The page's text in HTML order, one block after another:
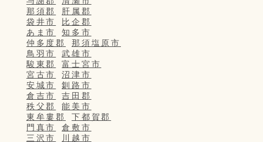
那須郡
肝属郡
袋井市
比企郡
あま市
知多市
仲多度郡
那須塩原市
鳥羽市
武雄市
駿東郡
富士宮市
宮古市
沼津市
安城市
釧路市
倉吉市
吉田郡
秩父郡
能美市
東牟婁郡
下都賀郡
門真市
倉敷市
三沢市
川越市